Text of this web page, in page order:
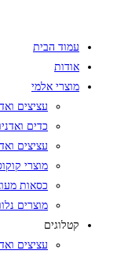
עמוד הבית
אודות
מוצרי אלמי
עציצים
כדים
עציצים
מוצרי
כסאות
מוצרים
קטלוגים
עציצים